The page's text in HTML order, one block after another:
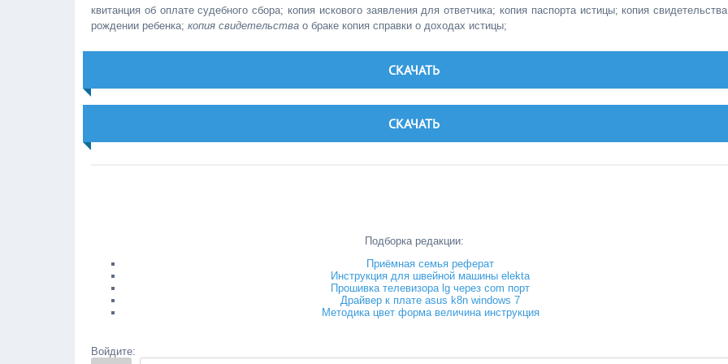
квитанция об оплате судебного сбора; копия искового заявления для ответчика; копия паспорта истицы; копия
рождении ребенка; копия свидетельства о браке копия справки о доходах истицы;
СКАЧАТЬ
СКАЧАТЬ
Подборка редакции:
Приёмная семья реферат
Инструкция для швейной машины elekta
Прошивка телевизора lg через com порт
Драйвер к плате asus k8n windows 7
Методика цвет форма величина инструкция
Войдите: